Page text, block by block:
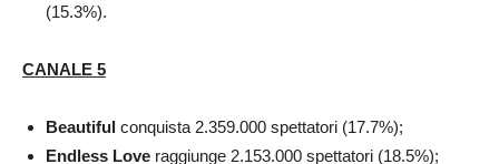
(15.3%).
CANALE 5
Beautiful conquista 2.359.000 spettatori (17.7%);
Endless Love raggiunge 2.153.000 spettatori (18.5%);